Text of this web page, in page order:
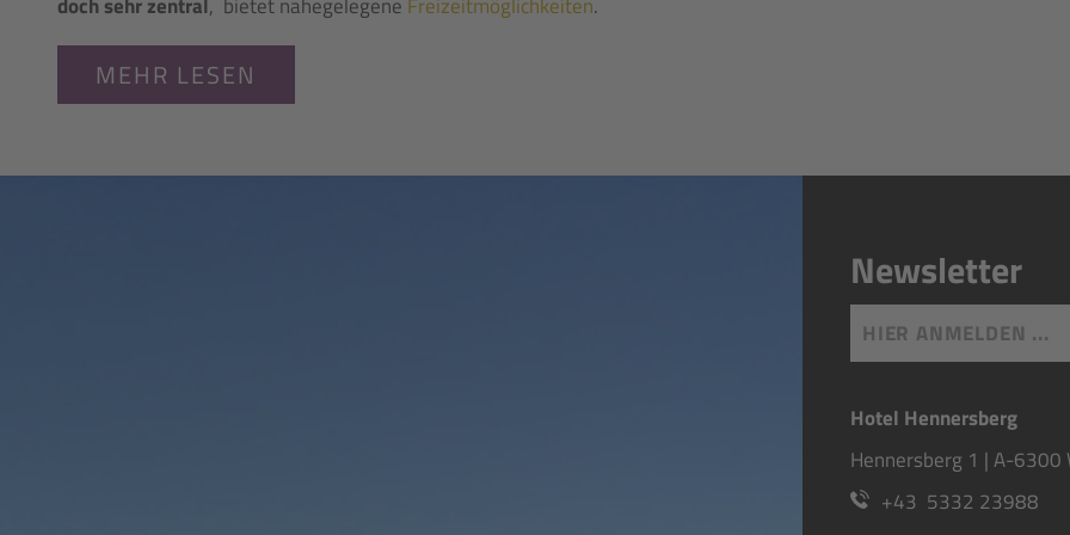
MEHR LESEN
Newsletter
HIER ANMELDEN ...
Hotel Hennersberg
Hennersberg 1 | A-6300
+43 5332 23988